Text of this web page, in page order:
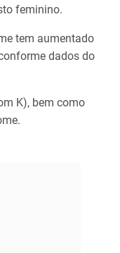
feminino.
tem aumentado
dados do
K), bem como